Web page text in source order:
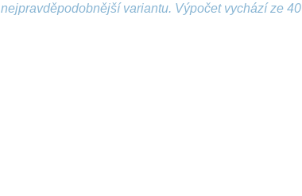
variantu. Výpočet vychází ze 40